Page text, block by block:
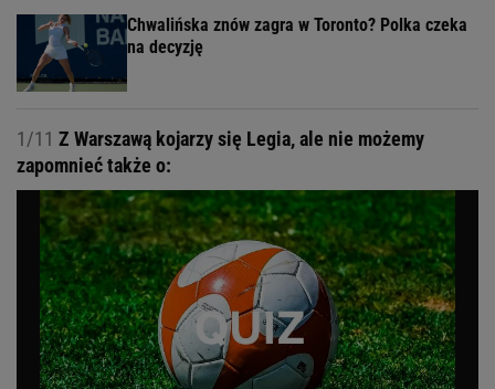
Chwalińska znów zagra w Toronto? Polka czeka
na decyzję
1/11 Z Warszawą kojarzy się Legia, ale nie możemy
zapomnieć także o: